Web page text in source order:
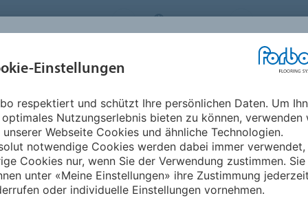
FLOORING SYSTEMS GERMANY
EINSATZBEREICHE NACHHALTIGKEIT
Einstellungen
respektiert und schützt Ihre persönlichen Daten. Um
Nutzungserlebnis bieten zu können, verwenden
unserer Webseite Cookies und ähnliche Technologien.
notwendige Cookies werden dabei immer verwendet,
Cookies nur, wenn Sie der Verwendung zustimmen. Sie
unter «Meine Einstellungen» ihre Zustimmung
oder individuelle Einstellungen vornehmen.